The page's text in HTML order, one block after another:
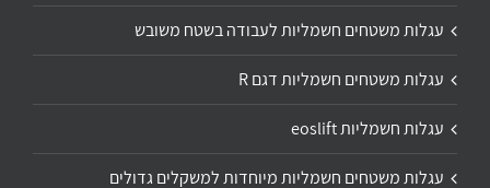
עגלות משטחים חשמליות לעבודה בשטח משובש
עגלות משטחים חשמליות דגם R
עגלות חשמליות eoslift
עגלות משטחים חשמליות מיוחדות למשקלים גדולים